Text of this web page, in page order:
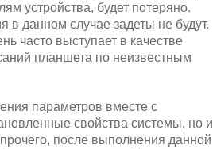
устройства, будет потеряно.
в данном случае задеты не будут.
часто выступает в качестве
планшета по неизвестным
параметров вместе с
свойства системы, но и
после выполнения данной